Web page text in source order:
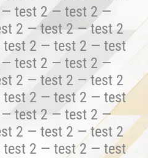
test 2 — test 2 —
2 — test 2 — test 2
2 — test 2 — test
test 2 — test 2 —
2 — test 2 — test 2
2 — test 2 — test
test 2 — test 2 —
2 — test 2 — test 2
2 — test 2 — test